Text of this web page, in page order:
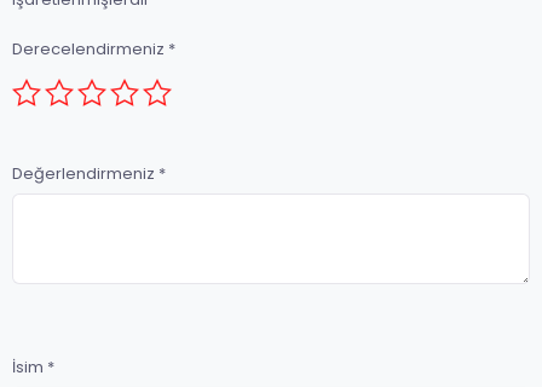
Derecelendirmeniz *
Değerlendirmeniz *
İsim *